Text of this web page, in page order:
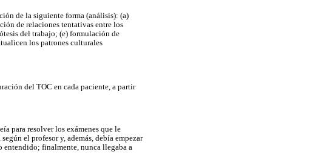
de la siguiente forma (análisis): (a)
de relaciones tentativas entre los
del trabajo; (e) formulación de
los patrones culturales
del TOC en cada paciente, a partir
para resolver los exámenes que le
el profesor y, además, debía empezar
entendido; finalmente, nunca llegaba a